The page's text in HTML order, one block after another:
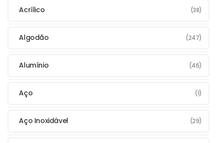
Acrílico (38)
Algodão (247)
Alumínio (46)
Aço (1)
Aço Inoxidável (29)